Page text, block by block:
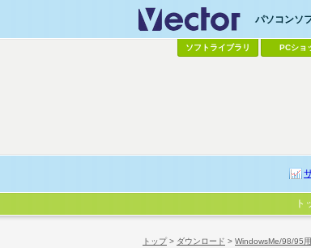
トップ> ダウンロード > WindowsMe/98/95
パソコンソ
ソフトライブラリ PCショ
ト